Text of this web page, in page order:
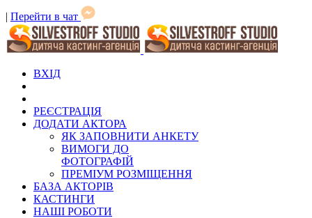
| Перейти в чат
ВХІД
РЕЄСТРАЦІЯ
ДОДАТИ АКТОРА
ЯК ЗАПОВНИТИ АНКЕТУ
ВИМОГИ ДО
ФОТОГРАФІЙ
ПРЕМІУМ РОЗМІЩЕННЯ
БАЗА АКТОРІВ
КАСТИНГИ
НАШІ РОБОТИ